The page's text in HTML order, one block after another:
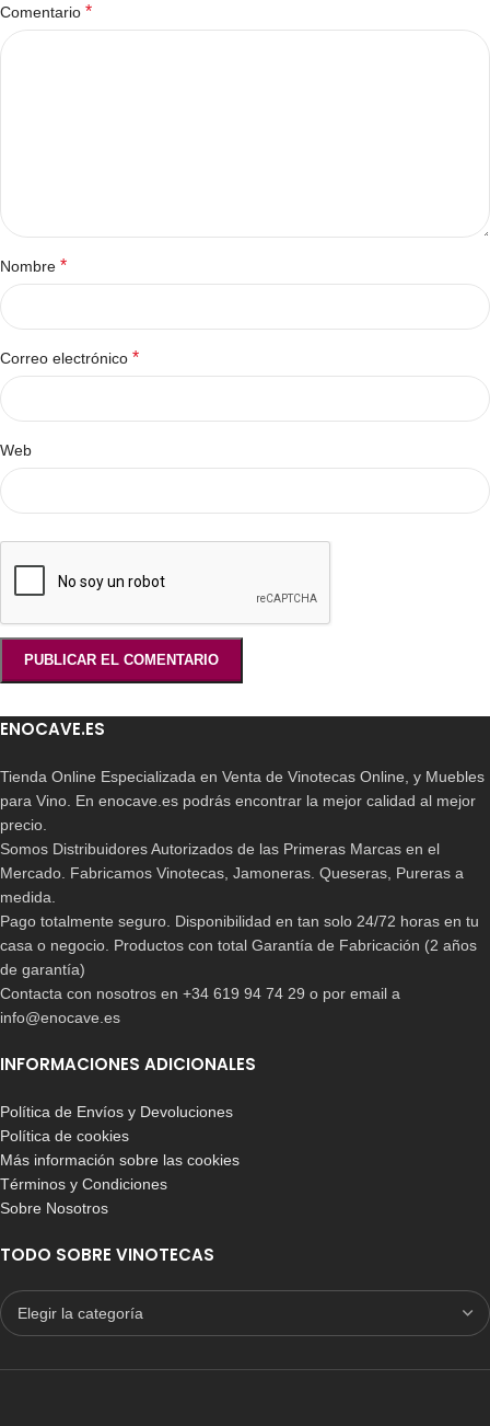
Comentario *
Nombre *
Correo electrónico *
Web
ENOCAVE.ES
Tienda Online Especializada en Venta de Vinotecas Online, y Muebles
para Vino. En enocave.es podrás encontrar la mejor calidad al mejor
precio.
Somos Distribuidores Autorizados de las Primeras Marcas en el
Mercado. Fabricamos Vinotecas, Jamoneras. Queseras, Pureras a
medida.
Pago totalmente seguro. Disponibilidad en tan solo 24/72 horas en tu
casa o negocio. Productos con total Garantía de Fabricación (2 años
de garantía)
Contacta con nosotros en +34 619 94 74 29 o por email a
info@enocave.es
INFORMACIONES ADICIONALES
Política de Envíos y Devoluciones
Política de cookies
Más información sobre las cookies
Términos y Condiciones
Sobre Nosotros
TODO SOBRE VINOTECAS